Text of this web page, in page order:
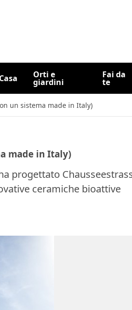
Casa Orti e
giardini
Fai da
te
un sistema made in Italy)
made in Italy)
progettato
ceramiche bioattive